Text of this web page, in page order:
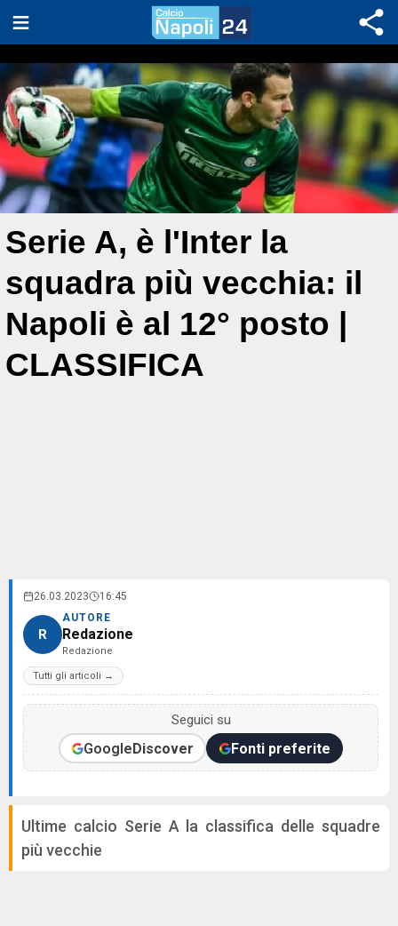
Serie A, è l'Inter la
squadra più vecchia: il
Napoli è al 12° posto |
CLASSIFICA
26.03.2023 16:45
R
AUTORE
Redazione
Redazione
Tutti gli articoli →
Seguici su
GoogleDiscover Fonti preferite
Ultime calcio Serie A la classifica delle squadre
più vecchie